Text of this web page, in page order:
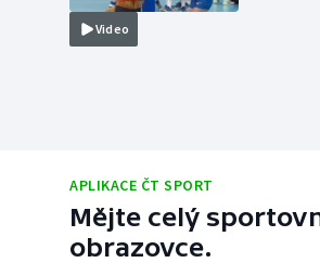
Video
APLIKACE ČT SPORT
Mějte celý
obrazovce.